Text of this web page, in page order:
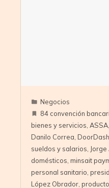
Negocios
84 convención
bienes y servicios ASSA
Danilo Correa DoorDash
sueldos y salarios
domésticos minsait
personal sanitario
López Obrador